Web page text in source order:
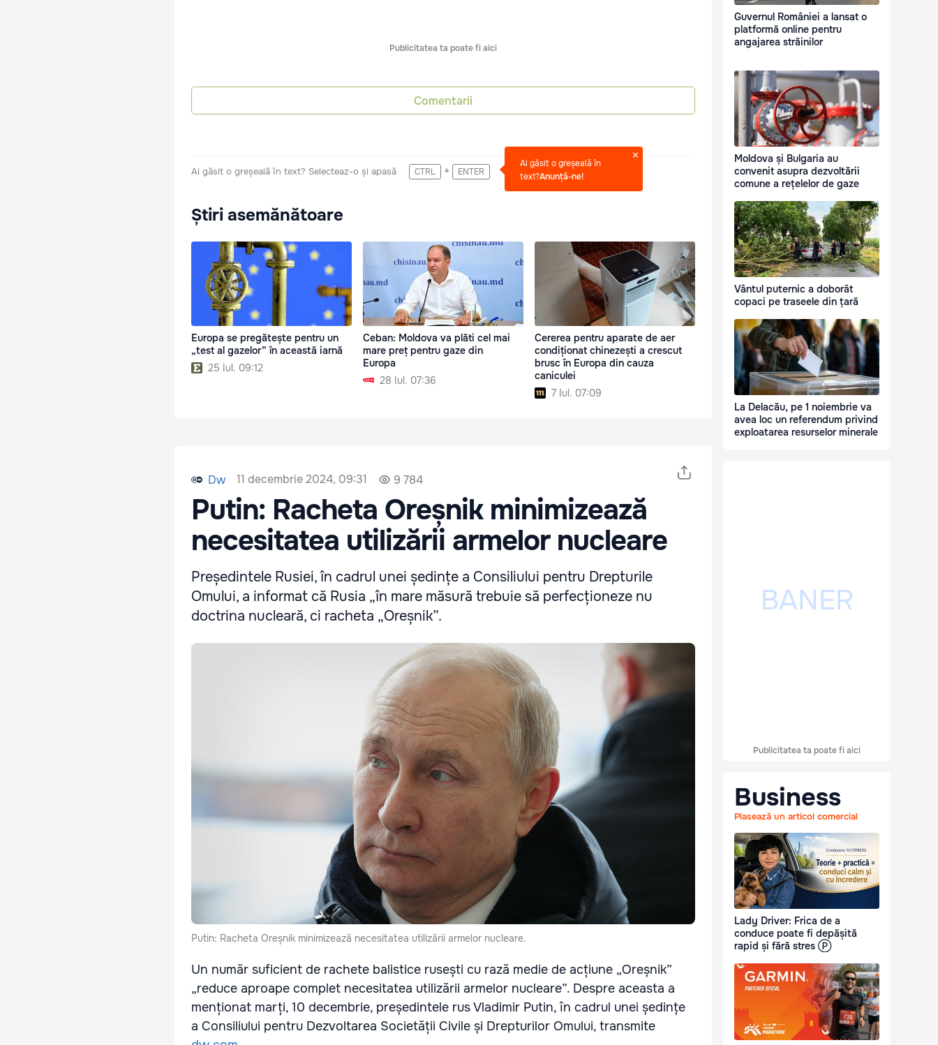
Publicitatea ta poate fi aici
Comentarii
Ai găsit o greșeală în text? Selecteaz-o și apasă CTRL + ENTER
Ai găsit o greșeală în
text?Anunță-ne!
Știri asemănătoare
Europa se pregătește pentru un
„test al gazelor” în această iarnă
25 Iul. 09:12
Ceban: Moldova va plăti cel mai
mare preț pentru gaze din
Europa
28 Iul. 07:36
Cererea pentru aparate de aer
condiționat chinezești a crescut
brusc în Europa din cauza
caniculei
7 Iul. 07:09
Dw 11 decembrie 2024, 09:31 9 784
Putin: Racheta Oreșnik minimizează
necesitatea utilizării armelor nucleare
Președintele Rusiei, în cadrul unei ședințe a Consiliului pentru Drepturile
Omului, a informat că Rusia „în mare măsură trebuie să perfecționeze nu
doctrina nucleară, ci racheta „Oreșnik”.
Putin: Racheta Oreșnik minimizează necesitatea utilizării armelor nucleare.
Un număr suficient de rachete balistice rusești cu rază medie de acțiune „Oreșnik”
„reduce aproape complet necesitatea utilizării armelor nucleare”. Despre aceasta a
menționat marți, 10 decembrie, președintele rus Vladimir Putin, în cadrul unei ședințe
a Consiliului pentru Dezvoltarea Societății Civile și Drepturilor Omului, transmite
Guvernul României a lansat o
platformă online pentru
angajarea străinilor
Moldova și Bulgaria au
convenit asupra dezvoltării
comune a rețelelor de gaze
Vântul puternic a doborât
copaci pe traseele din țară
La Delacău, pe 1 noiembrie va
avea loc un referendum privind
exploatarea resurselor minerale
Publicitatea ta poate fi aici
Business
Plasează un articol comercial
Lady Driver: Frica de a
conduce poate fi depășită
rapid și fără stres Ⓟ